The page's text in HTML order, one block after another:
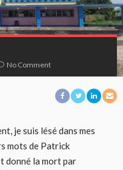
No Comment
je suis lésé dans mes
mots de Patrick
donné la mort par